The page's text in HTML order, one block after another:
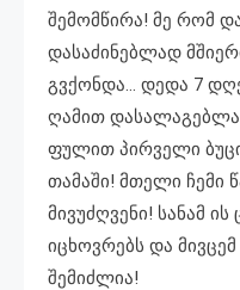
შემომწირა! მე რომ
დასაძინებლად
გვქონდა… დედა 7
ღამით
ფულით პირველი ბუცი
თამაში! მთელი ჩემი
მივუძღვენი! სანამ
იცხოვრებს და
შემიძლია!